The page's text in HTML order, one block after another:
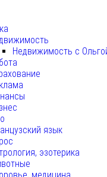
Недвижимость с
язык
эзотерика